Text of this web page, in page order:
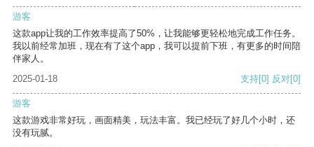
游客
这款app让我的工作效率提高了50%，让我能够更轻松地完成工作任务。
我以前经常加班，现在有了这个app，我可以提前下班，有更多的时间陪
伴家人。
2025-01-18
支持[0] 反对[0]
游客
这款游戏非常好玩，画面精美，玩法丰富。我已经玩了好几个小时，还
没有玩腻。